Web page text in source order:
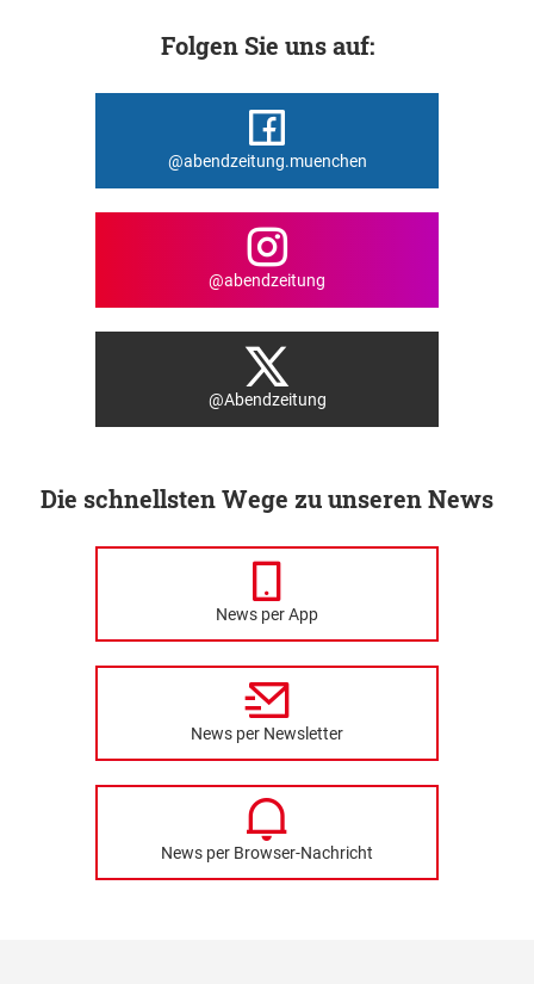
Folgen Sie uns auf:
@abendzeitung.muenchen
@abendzeitung
@Abendzeitung
Die schnellsten Wege zu unseren News
News per App
News per Newsletter
News per Browser-Nachricht